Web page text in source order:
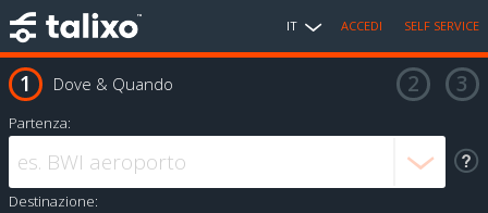
IT ACCEDI SELF SERVICE
Dove & Quando
Partenza:
Destinazione: